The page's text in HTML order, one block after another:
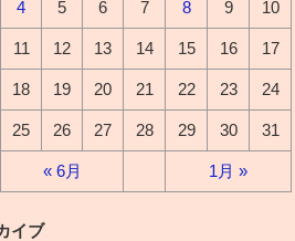
« 6月 1月 »
4 5 6 7 8 9 10
11 12 13 14 15 16 17
18 19 20 21 22 23 24
25 26 27 28 29 30 31
イブ